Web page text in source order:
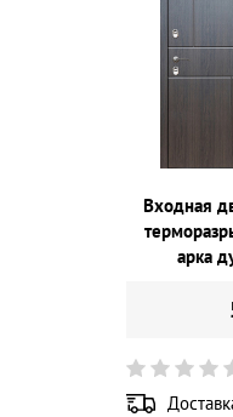
Входная
арка